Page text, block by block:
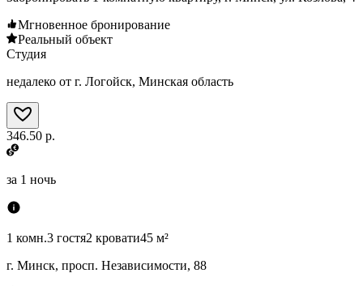
Мгновенное бронирование
Реальный объект
Студия
недалеко от г. Логойск, Минская область
346.50 р.
за 1 ночь
1 комн.3 гостя2 кровати45 м²
г. Минск, просп. Независимости, 88